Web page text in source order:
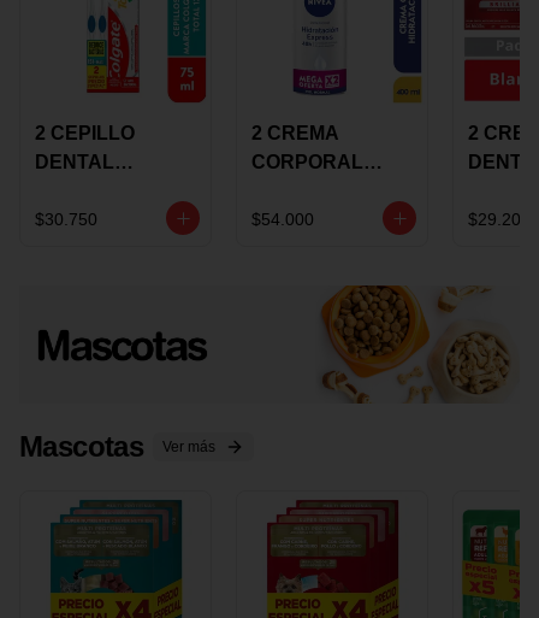
2 CEPILLO
DENTAL
+CREMA
$30.750
2 CREMA
CORPORAL
EXPRESS
OFERTA
$54.000
2
$29.200
Mascotas Ver más